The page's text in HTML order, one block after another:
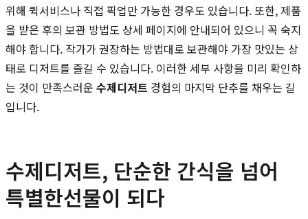
위해 퀵서비스나 직접 픽업만 가능한 경우도 있습니다. 또한, 제품
을 받은 후의 보관 방법도 상세 페이지에 안내되어 있으니 꼭 숙지
해야 합니다. 작가가 권장하는 방법대로 보관해야 가장 맛있는 상
태로 디저트를 즐길 수 있습니다. 이러한 세부 사항을 미리 확인하
는 것이 만족스러운 수제디저트 경험의 마지막 단추를 채우는 길
입니다.
수제디저트, 단순한 간식을 넘어
특별한선물이 되다